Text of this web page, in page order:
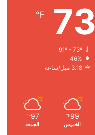
73
℉
91º - 73º
46%
3.18 ميل/ساعة
99
℉
الخميس
97
℉
الجمعة